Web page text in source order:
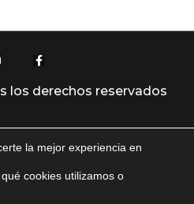
los derechos reservados
Legal
la mejor experiencia en
cookies utilizamos o